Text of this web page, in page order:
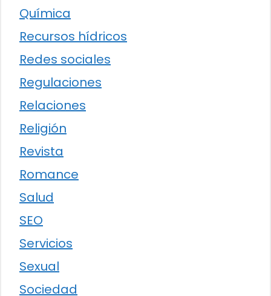
Química
Recursos hídricos
Redes sociales
Regulaciones
Relaciones
Religión
Revista
Romance
Salud
SEO
Servicios
Sexual
Sociedad